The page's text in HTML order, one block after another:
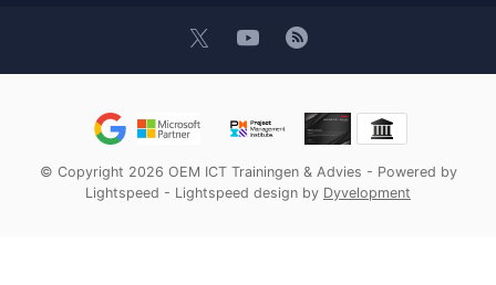
© Copyright 2026 OEM ICT Trainingen & Advies - Powered by
Lightspeed - Lightspeed design by Dyvelopment